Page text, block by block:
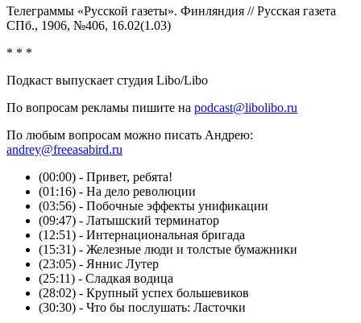
Телеграммы «Русской газеты». Финляндия // Русская газета
СПб., 1906, №406, 16.02(1.03)
* * *
Подкаст выпускает студия Libo/Libo
По вопросам рекламы пишите на podcast@libolibo.ru
По любым вопросам можно писать Андрею:
andrey@freeasabird.ru
(00:00) - Привет, ребята!
(01:16) - На дело революции
(03:56) - Побочные эффекты унификации
(09:47) - Латышский терминатор
(12:51) - Интернациональная бригада
(15:31) - Железные люди и толстые бумажники
(23:05) - Яннис Лутер
(25:11) - Сладкая водица
(28:02) - Крупный успех большевиков
(30:30) - Что бы послушать: Ласточки